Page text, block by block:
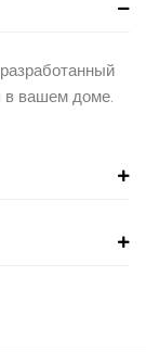
в вашем доме.